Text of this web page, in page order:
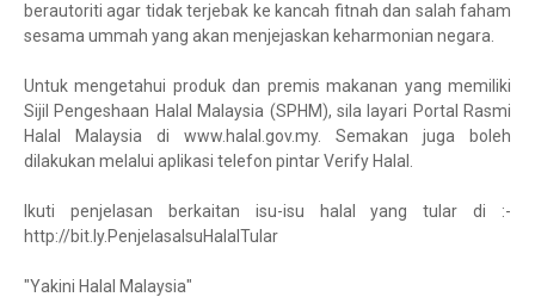
berautoriti agar tidak terjebak ke kancah fitnah dan salah faham
sesama ummah yang akan menjejaskan keharmonian negara.
Untuk mengetahui produk dan premis makanan yang memiliki
Sijil Pengeshaan Halal Malaysia (SPHM), sila layari Portal Rasmi
Halal Malaysia di www.halal.gov.my. Semakan juga boleh
dilakukan melalui aplikasi telefon pintar Verify Halal.
Ikuti penjelasan berkaitan isu-isu halal yang tular di :-
http://bit.ly.PenjelasaIsuHalalTular
"Yakini Halal Malaysia"